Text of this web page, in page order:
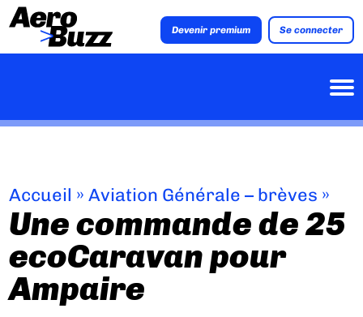
Devenir premium Se connecter
Accueil »Aviation Générale – brèves »
Une commande de 25
ecoCaravan pour
Ampaire